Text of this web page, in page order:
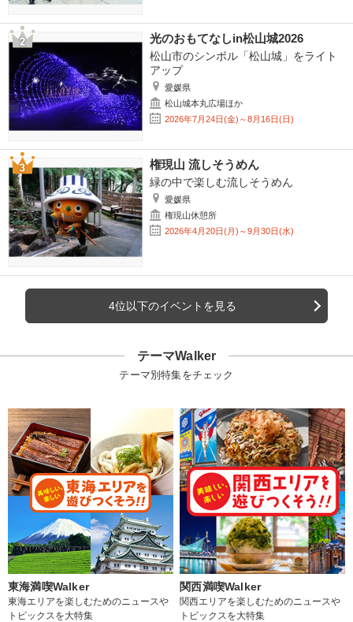
光のおもてなしin松山城2026
松山市のシンボル「松山城」をライト
アップ
愛媛県
松山城本丸広場ほか
2026年7月24日(金)～8月16日(日)
権現山 流しそうめん
緑の中で楽しむ流しそうめん
愛媛県
権現山休憩所
2026年4月20日(月)～9月30日(水)
4位以下のイベントを見る
テーマWalker
テーマ別特集をチェック
東海満喫Walker
東海エリアを楽しむためのニュースや
トピックスを大特集
関西満喫Walker
関西エリアを楽しむためのニュースや
トピックスを大特集